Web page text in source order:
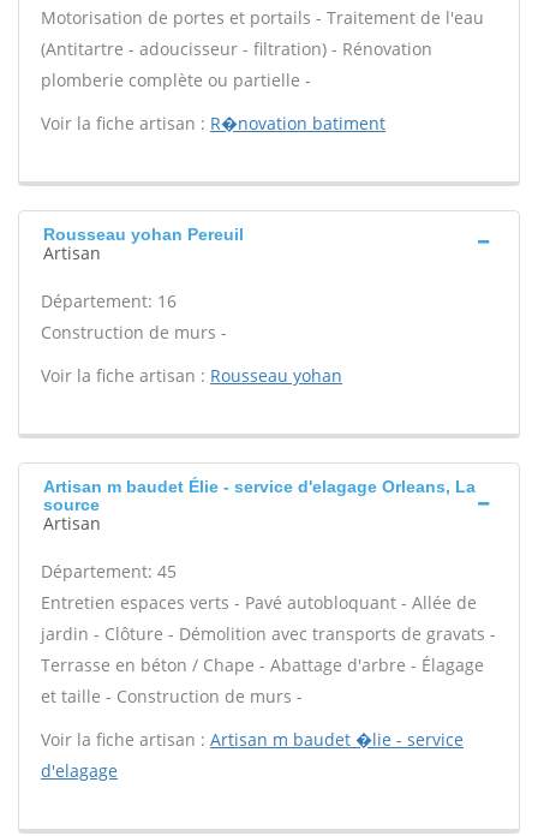
Motorisation de portes et portails - Traitement de l'eau
(Antitartre - adoucisseur - filtration) - Rénovation
plomberie complète ou partielle -
Voir la fiche artisan : R�novation batiment
Rousseau yohan Pereuil
Artisan
Département: 16
Construction de murs -
Voir la fiche artisan : Rousseau yohan
Artisan m baudet Élie - service d'elagage Orleans, La
source
Artisan
Département: 45
Entretien espaces verts - Pavé autobloquant - Allée de
jardin - Clôture - Démolition avec transports de gravats -
Terrasse en béton / Chape - Abattage d'arbre - Élagage
et taille - Construction de murs -
Voir la fiche artisan : Artisan m baudet �lie - service
d'elagage